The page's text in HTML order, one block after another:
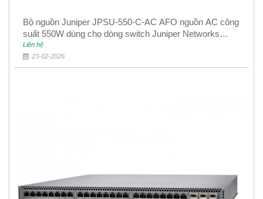
Bộ nguồn Juniper JPSU-550-C-AC AFO nguồn AC công
suất 550W dùng cho dòng switch Juniper Networks
EX4400
Liên hệ
23-02-2026